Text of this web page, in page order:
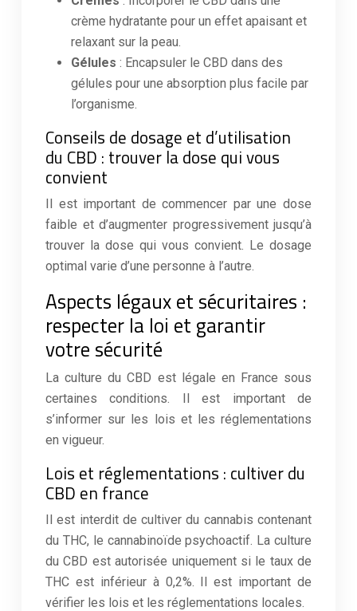
crème hydratante pour un effet apaisant et
relaxant sur la peau.
Gélules : Encapsuler le CBD dans des
gélules pour une absorption plus facile par
l’organisme.
Conseils de dosage et d’utilisation
du CBD : trouver la dose qui vous
convient
Il est important de commencer par une dose
faible et d’augmenter progressivement jusqu’à
trouver la dose qui vous convient. Le dosage
optimal varie d’une personne à l’autre.
Aspects légaux et sécuritaires :
respecter la loi et garantir
votre sécurité
La culture du CBD est légale en France sous
certaines conditions. Il est important de
s’informer sur les lois et les réglementations
en vigueur.
Lois et réglementations : cultiver du
CBD en france
Il est interdit de cultiver du cannabis contenant
du THC, le cannabinoïde psychoactif. La culture
du CBD est autorisée uniquement si le taux de
THC est inférieur à 0,2%. Il est important de
vérifier les lois et les réglementations locales.